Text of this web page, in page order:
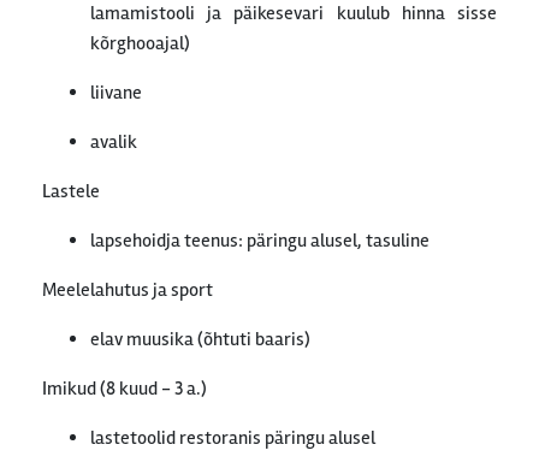
lamamistooli ja päikesevari kuulub hinna sisse
kõrghooajal)
liivane
avalik
Lastele
lapsehoidja teenus: päringu alusel, tasuline
Meelelahutus ja sport
elav muusika (õhtuti baaris)
Imikud (8 kuud - 3 a.)
lastetoolid restoranis päringu alusel